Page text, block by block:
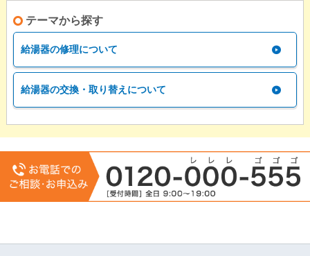
テーマから探す
給湯器の修理について
給湯器の交換・取り替えについて